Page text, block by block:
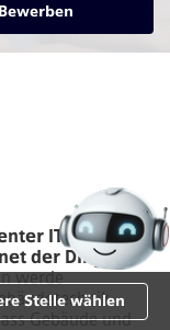
Bewerben
IT machen
der Dinge
werde
Gebäude und
Stelle wählen